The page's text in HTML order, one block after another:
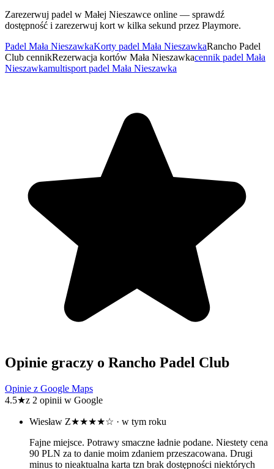
Zarezerwuj padel w Małej Nieszawce online — sprawdź
dostępność i zarezerwuj kort w kilka sekund przez Playmore.
Padel Mała NieszawkaKorty padel Mała NieszawkaRancho Padel
Club cennikRezerwacja kortów Mała Nieszawkacennik padel Mała
Nieszawkamultisport padel Mała Nieszawka
Opinie graczy o Rancho Padel Club
Opinie z Google Maps
4.5★z 2 opinii w Google
Wiesław Z★★★★☆ · w tym roku
Fajne miejsce. Potrawy smaczne ładnie podane. Niestety cena
90 PLN za to danie moim zdaniem przeszacowana. Drugi
minus to nieaktualna karta tzn brak dostępności niektórych